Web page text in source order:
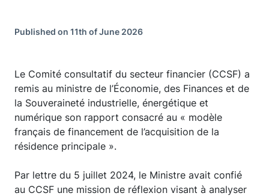
Published on 11th of June 2026
Le Comité consultatif du secteur financier (CCSF) a
remis au ministre de l’Économie, des Finances et de
la Souveraineté industrielle, énergétique et
numérique son rapport consacré au « modèle
français de financement de l’acquisition de la
résidence principale ».
Par lettre du 5 juillet 2024, le Ministre avait confié
au CCSF une mission de réflexion visant à analyser